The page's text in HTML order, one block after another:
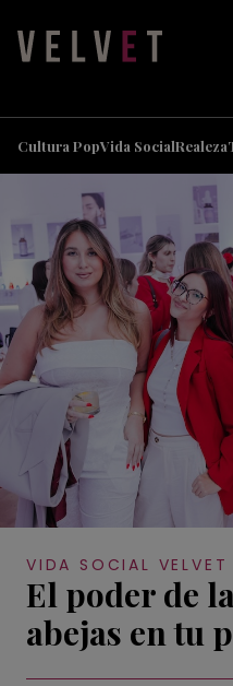
Cultura PopVida SocialRealeza
VIDA SOCIAL VELVET
El poder de
abejas en tu